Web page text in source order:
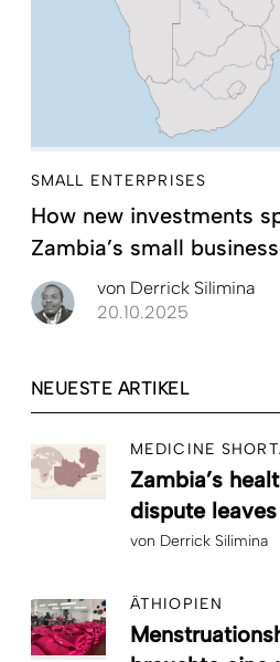
SMALL ENTERPRISES
How new investments
Zambia’s small
von Derrick Silimina
20.10.2025
NEUESTE ARTIKEL
MEDICINE
Zambia’s
dispute
von Derrick Silimina
ÄTHIOPIEN